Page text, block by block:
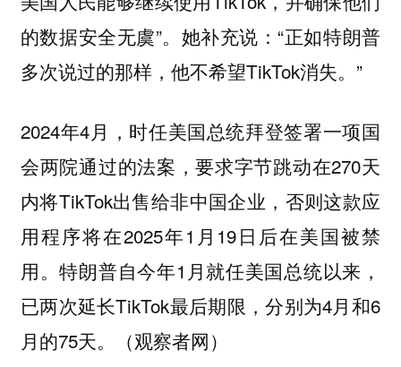
的数据安全无虞”。她补充说：“正如特朗普
多次说过的那样，他不希望TikTok消失。”
2024年4月，时任美国总统拜登签署一项国
会两院通过的法案，要求字节跳动在270天
内将TikTok出售给非中国企业，否则这款应
用程序将在2025年1月19日后在美国被禁
用。特朗普自今年1月就任美国总统以来，
已两次延长TikTok最后期限，分别为4月和6
月的75天。（观察者网）